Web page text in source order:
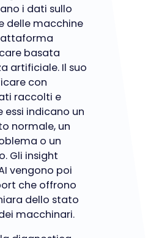
i dati sullo
delle macchine
basata
artificiale. Il suo
con
raccolti e
essi indicano un
normale, un
o un
Gli insight
vengono poi
che offrono
dello stato
macchinari.